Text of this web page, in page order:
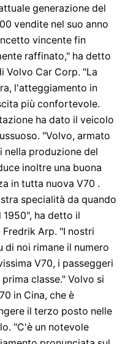
generazione del
vendite nel suo anno
vincente fin
raffinato," ha detto
Volvo Car Corp. "La
l'atteggiamento in
più confortevole.
ha dato il veicolo
"Volvo, armato
nella produzione del
inoltre una buona
in tutta nuova V70 .
specialità da quando
ha detto il
Arp. "I nostri
noi rimane il numero
V70, i passeggeri
classe." Volvo si
in Cina, che è
il terzo posto nelle
"C'è un notevole